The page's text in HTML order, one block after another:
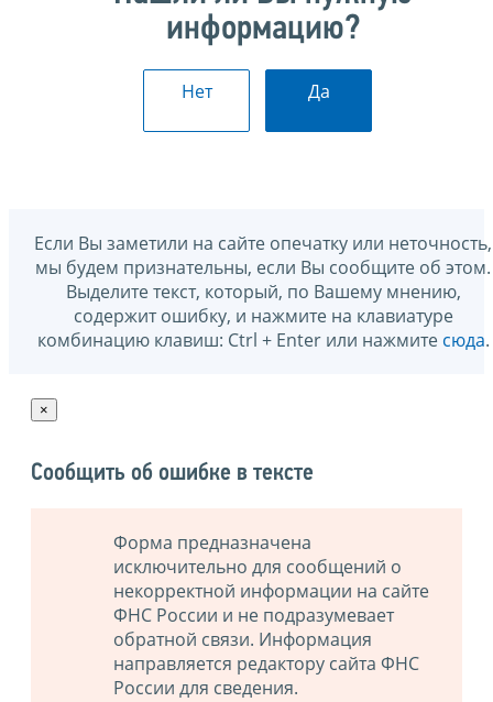
информацию?
Нет Да
Если Вы заметили на сайте опечатку или неточность,
мы будем признательны, если Вы сообщите об этом.
Выделите текст, который, по Вашему мнению,
содержит ошибку, и нажмите на клавиатуре
комбинацию клавиш: Ctrl + Enter или нажмите сюда.
×
Сообщить об ошибке в тексте
Форма предназначена
исключительно для сообщений о
некорректной информации на сайте
ФНС России и не подразумевает
обратной связи. Информация
направляется редактору сайта ФНС
России для сведения.